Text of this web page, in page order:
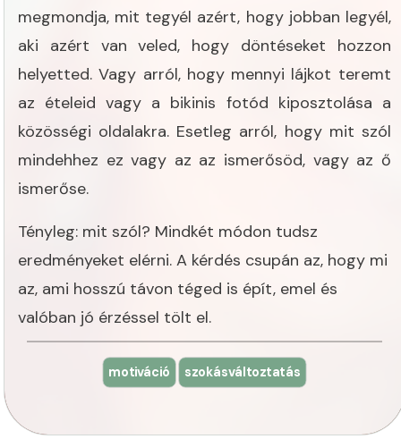
megmondja, mit tegyél azért, hogy jobban legyél,
aki azért van veled, hogy döntéseket hozzon
helyetted. Vagy arról, hogy mennyi lájkot teremt
az ételeid vagy a bikinis fotód kiposztolása a
közösségi oldalakra. Esetleg arról, hogy mit szól
mindehhez ez vagy az az ismerősöd, vagy az ő
ismerőse.
Tényleg: mit szól? Mindkét módon tudsz
eredményeket elérni. A kérdés csupán az, hogy mi
az, ami hosszú távon téged is épít, emel és
valóban jó érzéssel tölt el.
motiváció szokásváltoztatás